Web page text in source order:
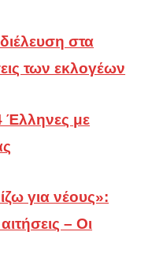
στα
των εκλογέων
Έλληνες με
για νέους»:
– Οι